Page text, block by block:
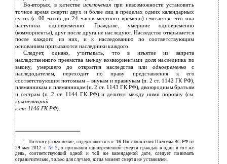
Во-вторых, в качестве исключения при невозможности установить
точное время смерти двух и более лиц в пределах одних календарных
суток (с 00 часов до 24 часов местного времени) считается, что она
наступила одновременно. Граждане, умершие одновременно
(коммориенты), друг после друга не наследуют. Наследство открывается
после каждого из них, и к наследованию по соответствующим
основаниям призываются наследники каждого.
Следует, однако, учитывать, что в изъятие из запрета
наследственного преемства между коммориентами доля наследника по
закону, умершего до открытия наследства или одновременнос
наследодателем, переходит по праву представления к его
соответствующим потомкам – внукам и правнукам (п. 2 ст. 1142 ГК РФ),
племянникам и племянницам (п. 2 ст. 1143 ГК РФ), двоюродным братьям
и сестрам (п. 2 ст. 1144 ГК РФ) и делится между ними поровну (см.
комментарий
к ст. 1146 ГК РФ).
1
Поэтому разъяснение, содержащееся в п. 16 Постановления Пленума ВС РФ от
29 мая 2012 г.№ 9 , о признании одновременной смерти граждан в один и тот же
день, соответствующий одной и той же календарной дате, следует понимать
ограничительно, только для случаев, когда момент смерти не установлен.